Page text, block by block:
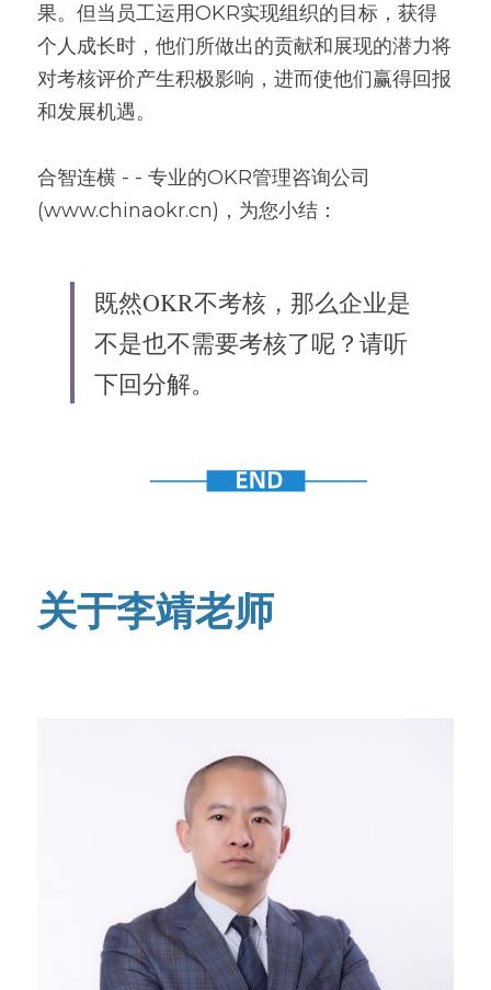
果。但当员工运用OKR实现组织的目标，获得
个人成长时，他们所做出的贡献和展现的潜力将
对考核评价产生积极影响，进而使他们赢得回报
和发展机遇。
合智连横 - - 专业的OKR管理咨询公司
(www.chinaokr.cn)，为您小结：
既然OKR不考核，那么企业是
不是也不需要考核了呢？请听
下回分解。
关于李靖老师